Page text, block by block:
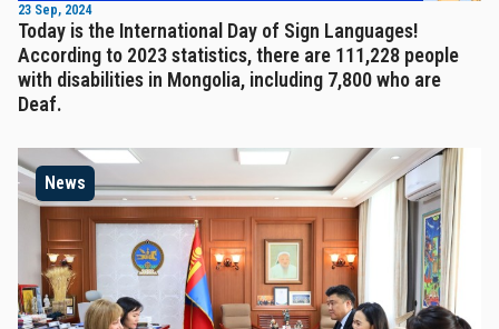
23 Sep, 2024
Today is the International Day of Sign Languages!
According to 2023 statistics, there are 111,228 people
with disabilities in Mongolia, including 7,800 who are
Deaf.
News